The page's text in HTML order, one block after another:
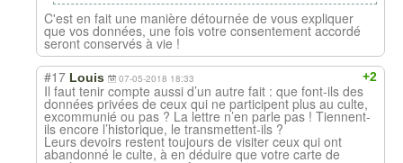
C'est en fait une manière détournée de vous expliquer
que vos données, une fois votre consentement accordé
seront conservés à vie !
+2
#17 Louis 07-05-2018 18:33
Il faut tenir compte aussi d’un autre fait : que font-ils des
données privées de ceux qui ne participent plus au culte,
excommunié ou pas ? La lettre n’en parle pas ! Tiennent-
ils encore l’historique, le transmettent-ils ?
Leurs devoirs restent toujours de visiter ceux qui ont
abandonné le culte, à en déduire que votre carte de